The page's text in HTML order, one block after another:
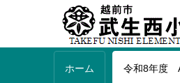
ホーム 令和8年度